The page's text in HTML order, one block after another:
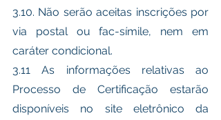
3.10. Não serão aceitas inscrições por
via postal ou fac-símile, nem em
caráter condicional.
3.11 As informações relativas ao
Processo de Certificação estarão
disponíveis no site eletrônico da